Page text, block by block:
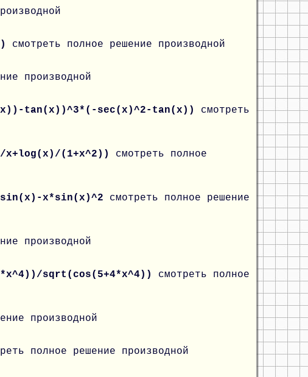
смотреть полное решение производной
производной
tan(x))^3*(-sec(x)^2-tan(x)) смотреть
(1+x^2)) смотреть полное
x*sin(x)^2 смотреть полное решение
производной
sqrt(cos(5+4*x^4)) смотреть полное
производной
полное решение производной